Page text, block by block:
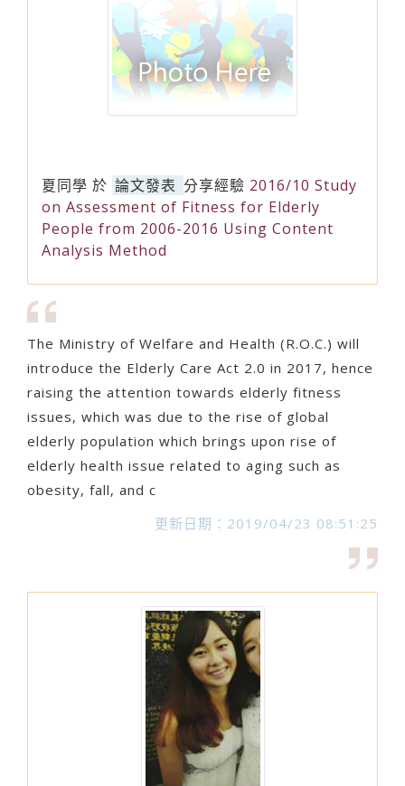
夏同學 於 論文發表 分享經驗 2016/10 Study
on Assessment of Fitness for Elderly
People from 2006-2016 Using Content
Analysis Method
The Ministry of Welfare and Health (R.O.C.) will
introduce the Elderly Care Act 2.0 in 2017, hence
raising the attention towards elderly fitness
issues, which was due to the rise of global
elderly population which brings upon rise of
elderly health issue related to aging such as
obesity, fall, and c
更新日期：2019/04/23 08:51:25